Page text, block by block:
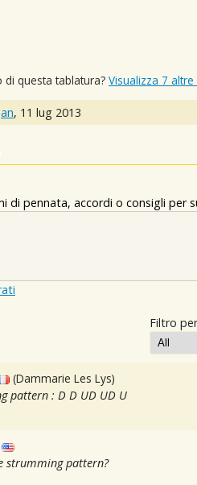
questa tablatura? Visualizza 7
, 11 lug 2013
di pennata, accordi o consigli per
Filtro
(Dammarie Les Lys)
pattern : D D UD UD U
strumming pattern?